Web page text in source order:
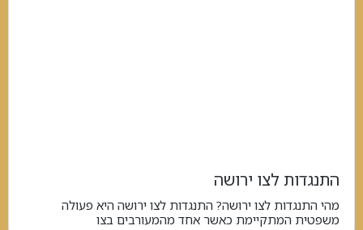
התנגדות לצו ירושה
מהי התנגדות לצו ירושה? התנגדות לצו ירושה היא פעולה
משפטית המתקיימת כאשר אחד מהמעורבים בצו